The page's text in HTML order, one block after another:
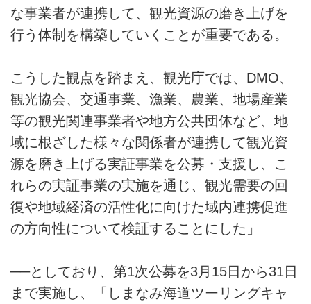
な事業者が連携して、観光資源の磨き上げを
行う体制を構築していくことが重要である。
こうした観点を踏まえ、観光庁では、DMO、
観光協会、交通事業、漁業、農業、地場産業
等の観光関連事業者や地方公共団体など、地
域に根ざした様々な関係者が連携して観光資
源を磨き上げる実証事業を公募・支援し、こ
れらの実証事業の実施を通じ、観光需要の回
復や地域経済の活性化に向けた域内連携促進
の方向性について検証することにした」
──としており、第1次公募を3月15日から31日
まで実施し、「しまなみ海道ツーリングキャ